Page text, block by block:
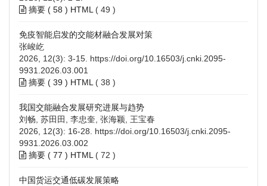
摘要 ( 58 ) HTML ( 49 )
免疫智能启发的交能材融合发展对策
张峻屹
2026, 12(3): 3-15. https://doi.org/10.16503/j.cnki.2095-
9931.2026.03.001
摘要 ( 39 ) HTML ( 38 )
我国交能融合发展研究进展与趋势
刘畅, 苏田田, 李忠奎, 张海颖, 王宝春
2026, 12(3): 16-28. https://doi.org/10.16503/j.cnki.2095-
9931.2026.03.002
摘要 ( 77 ) HTML ( 72 )
中国货运交通低碳发展策略